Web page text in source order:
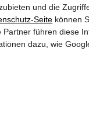
und die
Seite können
führen diese
dazu, wie